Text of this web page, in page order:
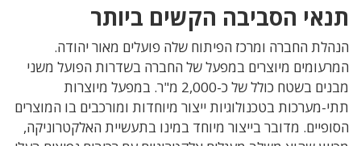
תנאי הסביבה הקשים ביותר
הנהלת החברה ומרכז הפיתוח שלה פועלים מאור יהודה.
המרעומים מיוצרים במפעל של החברה בשדרות הפועל משני
מבנים בשטח כולל של כ-2,000 מ"ר. במפעל מיוצרות
תתי-מערכות בטכנולוגיות ייצור מיוחדות ומורכבים בו המוצרים
הסופיים. מדובר בייצור מיוחד במינו בתעשיית האלקטרוניקה,